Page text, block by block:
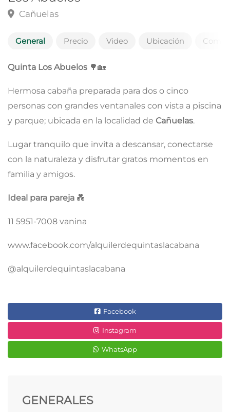
Cañuelas
General Precio Video Ubicación
Quinta Los Abuelos 🌳🏡
Hermosa cabaña preparada para dos o cinco
personas con grandes ventanales con vista a piscina
y parque; ubicada en la localidad de Cañuelas.
Lugar tranquilo que invita a descansar, conectarse
con la naturaleza y disfrutar gratos momentos en
familia y amigos.
Ideal para pareja 💑
11 5951-7008 vanina
www.facebook.com/alquilerdequintaslacabana
@alquilerdequintaslacabana
Facebook
Instagram
WhatsApp
GENERALES